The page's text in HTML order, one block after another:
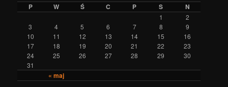
P W Ś C P S N
« maj
1
2
3
4 5 6 7 8
9
10
11 12 13 14 15
16
17
18 19 20 21 22
23
24
25 26 27 28 29
30
31